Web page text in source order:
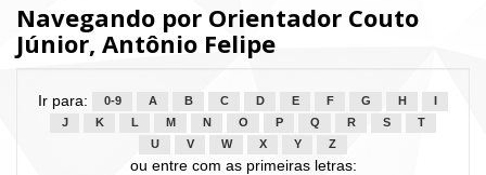
Navegando por Orientador Couto
Júnior, Antônio Felipe
Ir para: 0-9 A B C D E F G H
J
K L M N O P Q R S
T
U
V W X Y Z
ou entre com as primeiras letras: